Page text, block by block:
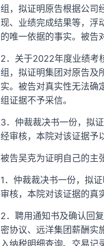
组，拟证明原告根据公司
现、业绩完成结果等，浮
的唯一依据的事实。被告
2．关于2022年度业绩考
组，拟证明集团对原告及
实。被告对真实性无法确
组证据不予采信。
3．仲裁裁决书一份，拟
经审核，本院对该证据予
被告吴克为证明自己的主
1．仲裁裁决书一份，拟
审核，本院对该证据的真
2．聘用通知书及确认回
密协议、远洋集团薪酬实
入纳税明细查询、交易记